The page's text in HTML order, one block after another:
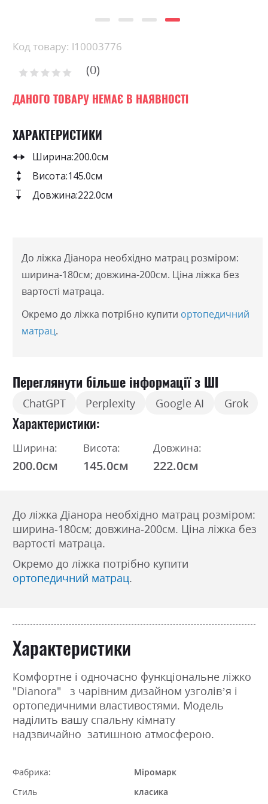
Skip
the
of
gallery
Код товару: l10003776
Рейтинг: 0
ДАНОГО ТОВАРУ НЕМАЄ В НАЯВНОСТІ
ХАРАКТЕРИСТИКИ
Ширина:200.0см
Висота:145.0см
Довжина:222.0см
До ліжка Діанора необхідно матрац розміром:
ширина-180см; довжина-200см. Ціна ліжка без
вартості матраца.
Окремо до ліжка потрібно купити ортопедичний
матрац.
Переглянути більше інформації з ШІ
ChatGPT Perplexity Google AI Grok
Характеристики
Ширина:
200.0см
Висота:
145.0см
Довжина:
222.0см
До ліжка Діанора необхідно матрац розміром:
ширина-180см; довжина-200см. Ціна ліжка без
вартості матраца.
Окремо до ліжка потрібно купити
ортопедичний матрац.
Характеристики
Комфортне і одночасно функціональне ліжко
"Dianora" з чарівним дизайном узголів’я і
ортопедичними властивостями. Модель
наділить вашу спальну кімнату
надзвичайно затишною атмосферою.
Фабрика:
Міромарк
Стиль
класика